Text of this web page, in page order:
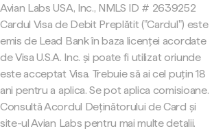
Avian Labs USA, Inc., NMLS ID # 2639252
Cardul Visa de Debit Preplătit ("Cardul") este
emis de Lead Bank în baza licenței acordate
de Visa U.S.A. Inc. și poate fi utilizat oriunde
este acceptat Visa. Trebuie să ai cel puțin 18
ani pentru a aplica. Se pot aplica comisioane.
Consultă Acordul Deținătorului de Card și
site-ul Avian Labs pentru mai multe detalii.